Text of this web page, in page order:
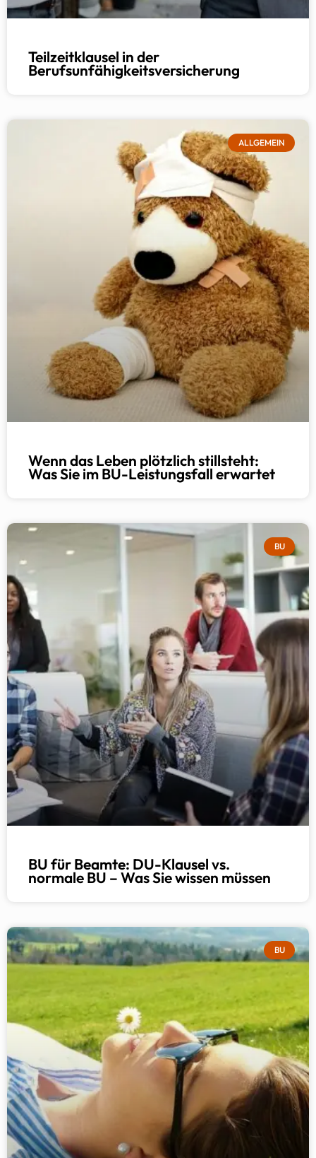
Teilzeitklausel in der
Berufsunfähigkeitsversicherung
ALLGEMEIN
Wenn das Leben plötzlich stillsteht:
Was Sie im BU-Leistungsfall erwartet
BU
BU für Beamte: DU-Klausel vs.
normale BU – Was Sie wissen müssen
BU